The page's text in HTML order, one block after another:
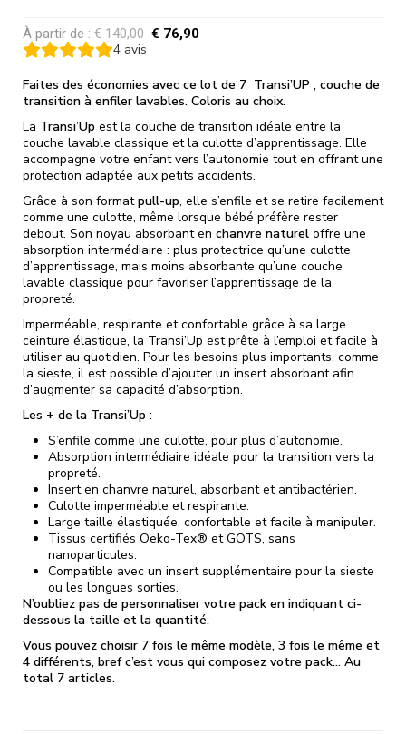
À partir de : €140,00 € 76,90
4 avis
Faites des économies avec ce lot de 7 Transi’UP , couche de
transition à enfiler lavables. Coloris au choix.
La Transi’Up est la couche de transition idéale entre la
couche lavable classique et la culotte d’apprentissage. Elle
accompagne votre enfant vers l’autonomie tout en offrant une
protection adaptée aux petits accidents.
Grâce à son formatpull-up, elle s’enfile et se retire facilement
comme une culotte, même lorsque bébé préfère rester
debout. Son noyau absorbant en chanvre naturel offre une
absorption intermédiaire : plus protectrice qu’une culotte
d’apprentissage, mais moins absorbante qu’une couche
lavable classique pour favoriser l’apprentissage de la
propreté.
Imperméable, respirante et confortable grâce à sa large
ceinture élastique, la Transi’Up est prête à l’emploi et facile à
utiliser au quotidien. Pour les besoins plus importants, comme
la sieste, il est possible d’ajouter un insert absorbant afin
d’augmenter sa capacité d’absorption.
Les + de la Transi’Up :
S’enfile comme une culotte, pour plus d’autonomie.
Absorption intermédiaire idéale pour la transition vers la
propreté.
Insert en chanvre naturel, absorbant et antibactérien.
Culotte imperméable et respirante.
Large taille élastiquée, confortable et facile à manipuler.
Tissus certifiés Oeko-Tex® et GOTS, sans
nanoparticules.
Compatible avec un insert supplémentaire pour la sieste
ou les longues sorties.
N’oubliez pas de personnaliser votre pack en indiquant ci-
dessous la taille et la quantité.
Vous pouvez choisir 7 fois le même modèle, 3 fois le même et
4 différents, bref c’est vous qui composez votre pack… Au
total 7 articles.